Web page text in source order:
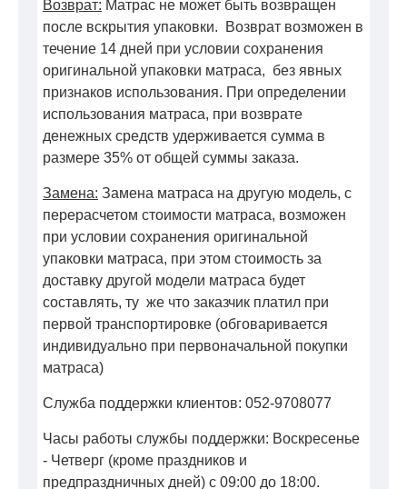
Возврат: Матрас не может быть возвращен
после вскрытия упаковки. Возврат возможен в
течение 14 дней при условии сохранения
оригинальной упаковки матраса, без явных
признаков использования. При определении
использования матраса, при возврате
денежных средств удерживается сумма в
размере 35% от общей суммы заказа.
Замена: Замена матраса на другую модель, с
перерасчетом стоимости матраса, возможен
при условии сохранения оригинальной
упаковки матраса, при этом стоимость за
доставку другой модели матраса будет
составлять, ту же что заказчик платил при
первой транспортировке (обговаривается
индивидуально при первоначальной покупки
матраса)
Служба поддержки клиентов: 052-9708077
Часы работы службы поддержки: Воскресенье
- Четверг (кроме праздников и
предпраздничных дней) с 09:00 до 18:00.